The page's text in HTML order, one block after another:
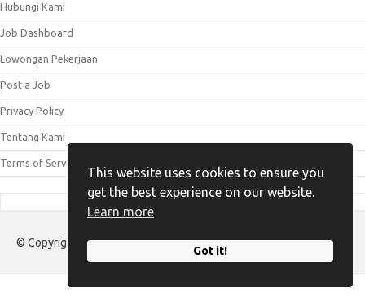
This website uses cookies to ensure you
get the best experience on our website.
Learn more
Got it!
Hubungi Kami
Job Dashboard
Lowongan Pekerjaan
Post a Job
Privacy Policy
Tentang Kami
Terms of Service
© Copyright 2023 - 2025 Loker Ngelmu.id